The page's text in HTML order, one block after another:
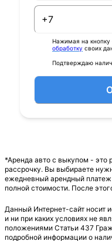
Нажимая на
обработку своих
Подтверждаю
*Аренда авто с выкупом - это
рассрочку. Вы выбираете
ежедневный арендный платеж
полной стоимости. После
Данный Интернет-сайт носит
и ни при каких условиях не
положениями Статьи 437
подробной информации о